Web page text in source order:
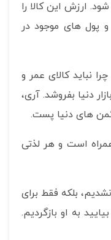
ارزش این کالا را
پول های موجود در
نباید کالای عمر و
دنیا بفروشد. آری،
ثمن های دنیا پست.
است و هر لذتی
بلکه فقط برای
به او بازگردیم.